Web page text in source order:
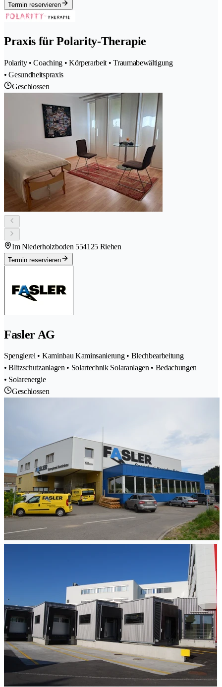
Termin reservieren
Praxis für Polarity-Therapie
Polarity • Coaching • Körperarbeit • Traumabewältigung
• Gesundheitspraxis
Geschlossen
Im Niederholzboden 554125 Riehen
Termin reservieren
Fasler AG
Spenglerei • Kaminbau Kaminsanierung • Blechbearbeitung
• Blitzschutzanlagen • Solartechnik Solaranlagen • Bedachungen
• Solarenergie
Geschlossen